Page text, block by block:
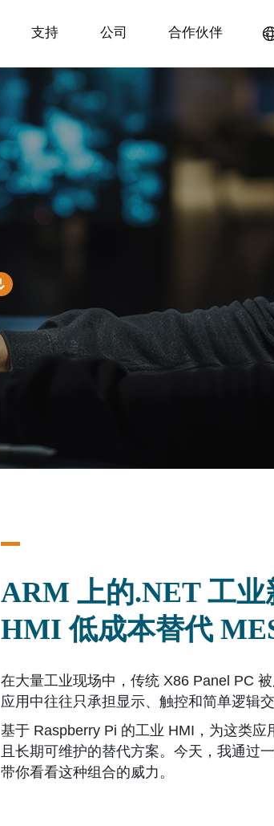
支持 公司 合作伙伴
ARM 上的.NET 工
HMI 低成本替代
在大量工业现场中，传统 X86 Panel PC
应用中往往只承担显示、触控和简单逻辑交
基于 Raspberry Pi 的工业 HMI，为这类应
且长期可维护的替代方案。今天，我通过
带你看看这种组合的威力。